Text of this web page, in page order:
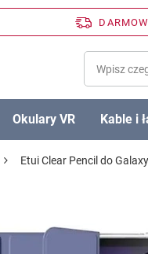
Okulary VR Kable i
Etui Clear Pencil do